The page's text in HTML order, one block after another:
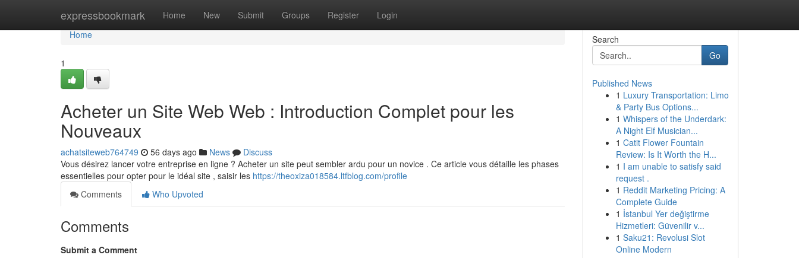
expressbookmark Home New Submit Groups Register Login
Home
Home
1
Acheter un Site Web Web : Introduction Complet pour les
Nouveaux
achatsiteweb764749 56 days ago News
Discuss
Vous désirez lancer votre entreprise en ligne ? Acheter un site peut sembler ardu pour un novice . Ce article vous détaille les phases
essentielles pour opter pour le idéal site , saisir les https://theoxiza018584.ltfblog.com/profile
Comments
Who Upvoted
Comments
Submit a Comment
Search
Go
Published News
1 Luxury Transportation: Limo
& Party Bus Options...
1 Whispers of the Underdark:
A Night Elf Musician...
1 Catit Flower Fountain
Review: Is It Worth the H...
1 I am unable to satisfy said
request .
1 Reddit Marketing Pricing: A
Complete Guide
1 İstanbul Yer değiştirme
Hizmetleri: Güvenilir v...
1 Saku21: Revolusi Slot
Online Modern